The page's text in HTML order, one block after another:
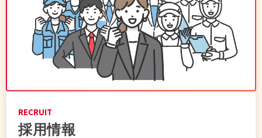
RECRUIT
採用情報